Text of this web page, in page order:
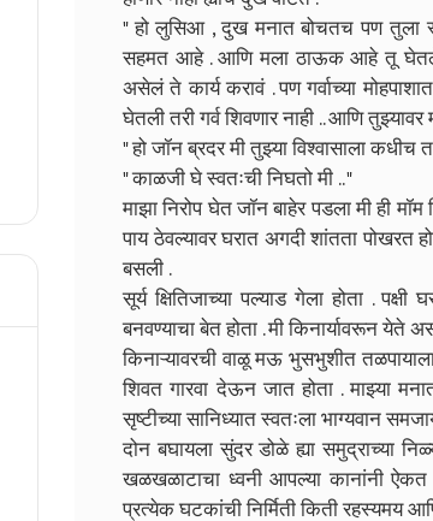
" हो लुसिआ , दुख मनात बोचतच पण तुला
सहमत आहे . आणि मला ठाऊक आहे तू घेतलेला
असेलं ते कार्य करावं . पण गर्वाच्या
घेतली तरी गर्व शिवणार नाही .. आणि तुझ्यावर
" हो जॉन ब्रदर मी तुझ्या विश्वासाला कधीच
" काळजी घे स्वतःची निघतो मी .. "
माझा निरोप घेत जॉन बाहेर पडला मी ही
पाय ठेवल्यावर घरात अगदी शांतता पोखरत
बसली .
सूर्य क्षितिजाच्या पल्याड गेला होता .
बनवण्याचा बेत होता . मी किनार्यावरून येते
किनाऱ्यावरची वाळू मऊ भुसभुशीत
शिवत गारवा देऊन जात होता . माझ्या
सृष्टीच्या सानिध्यात स्वतःला भाग्यवान
दोन बघायला सुंदर डोळे ह्या समुद्राच्या
खळखळाटाचा ध्वनी आपल्या कानांनी
प्रत्येक घटकांची निर्मिती किती रहस्यमय